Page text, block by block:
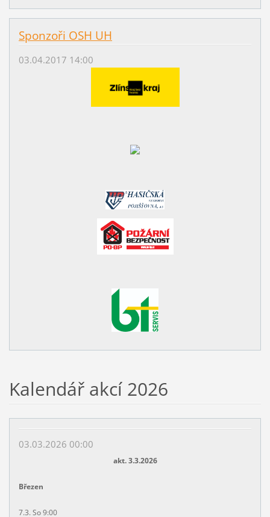
Sponzoři OSH UH
03.04.2017 14:00
Kalendář akcí 2026
03.03.2026 00:00
akt. 3.3.2026
Březen
7.3. So 9:00